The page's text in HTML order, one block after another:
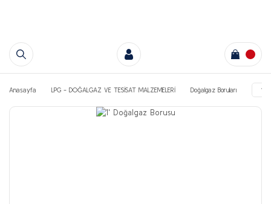
Anasayfa LPG - DOĞALGAZ VE TESİSAT MALZEMELERİ Doğalgaz Boruları 1'